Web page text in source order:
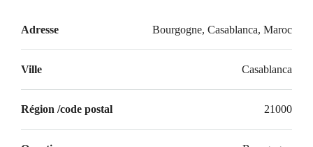
Adresse Bourgogne, Casablanca, Maroc
Ville Casablanca
Région /code postal 21000